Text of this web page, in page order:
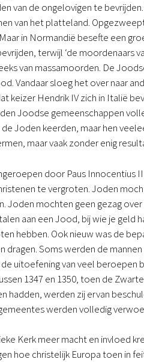
van de ongelovigen te
van het platteland.
in Normandië besefte een
terwijl ‘de moordenaars
van massamoorden. De
Vandaar sloeg het over naar
keizer Hendrik IV zich in Italië
Joodse gemeenschappen
Joden keerden, maar hen
maar vaak zonder enig
door Paus
te vergroten. Joden
mochten geen gezag
aan een Jood, bij wie je geld
hebben. Ook nieuw was de
dragen. Soms werden de
uitoefening van veel
1347 en 1350, toen de
hadden, werden zij ervan
werden volledig
Kerk meer macht en invloed
hoe christelijk Europa toen in